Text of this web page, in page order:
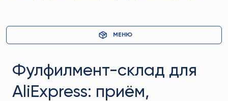
МЕНЮ
Фулфилмент-склад для
AliExpress: приём,